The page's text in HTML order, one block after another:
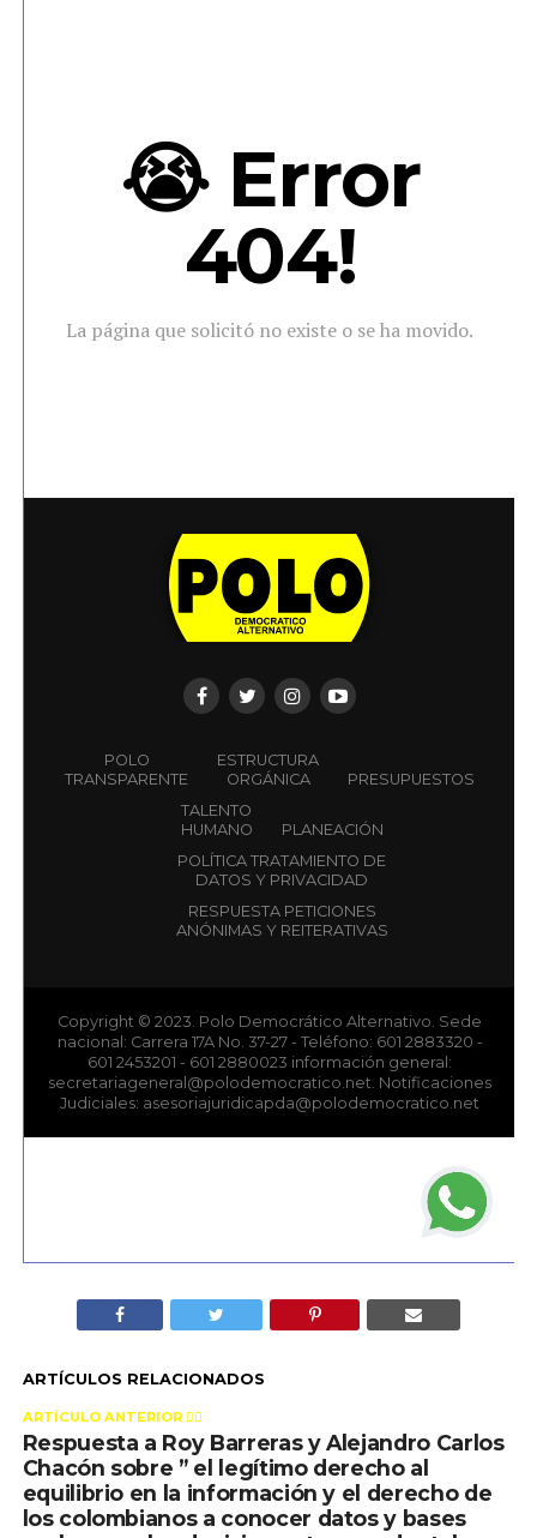
ARTÍCULOS RELACIONADOS
ARTÍCULO ANTERIOR 👉🏻
Respuesta a Roy Barreras y Alejandro Carlos
Chacón sobre ” el legítimo derecho al
equilibrio en la información y el derecho de
los colombianos a conocer datos y bases